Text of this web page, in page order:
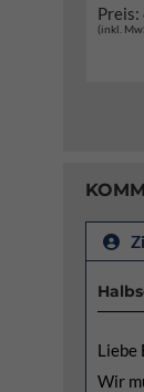
Preis:
(inkl.
Liebe
Wir